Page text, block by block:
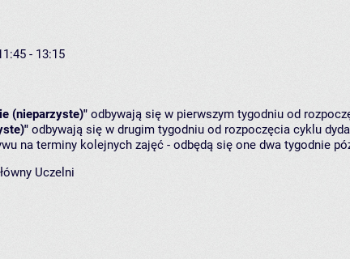
- 13:15
(nieparzyste)" odbywają się w pierwszym tygodniu od
odbywają się w drugim tygodniu od rozpoczęcia cyklu
na terminy kolejnych zajęć - odbędą się one dwa tygodnie
Uczelni